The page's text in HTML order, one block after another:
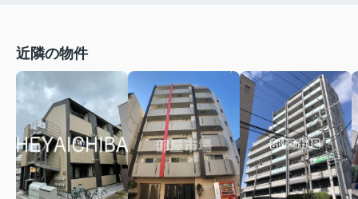
近隣の物件